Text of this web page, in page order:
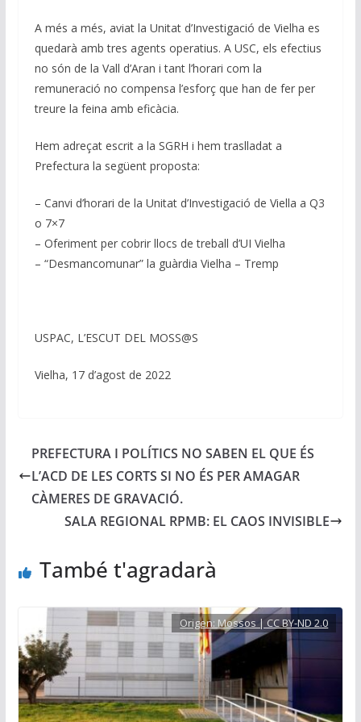
A més a més, aviat la Unitat d’Investigació de Vielha es
quedarà amb tres agents operatius. A USC, els efectius
no són de la Vall d’Aran i tant l’horari com la
remuneració no compensa l’esforç que han de fer per
treure la feina amb eficàcia.
Hem adreçat escrit a la SGRH i hem traslladat a
Prefectura la següent proposta:
– Canvi d’horari de la Unitat d’Investigació de Viella a Q3
o 7×7
– Oferiment per cobrir llocs de treball d’UI Vielha
– “Desmancomunar” la guàrdia Vielha – Tremp
USPAC, L’ESCUT DEL MOSS@S
Vielha, 17 d’agost de 2022
PREFECTURA I POLÍTICS NO SABEN EL QUE ÉS
L’ACD DE LES CORTS SI NO ÉS PER AMAGAR
CÀMERES DE GRAVACIÓ.
SALA REGIONAL RPMB: EL CAOS INVISIBLE
També t'agradarà
Origen: Mossos | CC BY-ND 2.0